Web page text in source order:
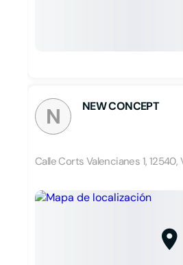
N NEW CONCEPT
Calle Corts Valencianes 1, 12540,